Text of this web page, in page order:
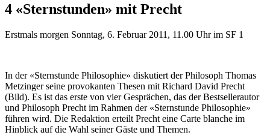
4 «Sternstunden» mit Precht
Erstmals morgen Sonntag, 6. Februar 2011, 11.00 Uhr im SF 1
In der «Sternstunde Philosophie» diskutiert der Philosoph Thomas
Metzinger seine provokanten Thesen mit Richard David Precht
(Bild). Es ist das erste von vier Gesprächen, das der Bestsellerautor
und Philosoph Precht im Rahmen der «Sternstunde Philosophie»
führen wird. Die Redaktion erteilt Precht eine Carte blanche im
Hinblick auf die Wahl seiner Gäste und Themen.